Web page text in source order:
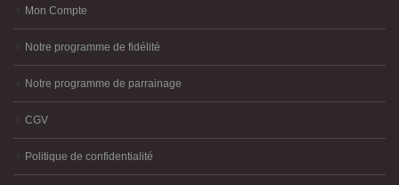
Mon Compte
Notre programme de fidélité
Notre programme de parrainage
CGV
Politique de confidentialité